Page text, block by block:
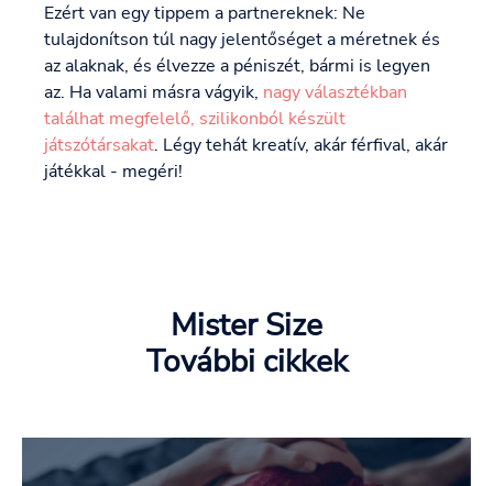
Ezért van egy tippem a partnereknek: Ne
tulajdonítson túl nagy jelentőséget a méretnek és
az alaknak, és élvezze a péniszét, bármi is legyen
az. Ha valami másra vágyik, nagy választékban
találhat megfelelő, szilikonból készült
játszótársakat. Légy tehát kreatív, akár férfival, akár
játékkal - megéri!
Mister Size
További cikkek